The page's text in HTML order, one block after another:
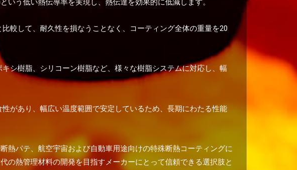
という低い熱伝導率を実現し、熱伝達を効果的に低減します。
較して、耐久性を損なうことなく、コーティング全体の重量を20
シ樹脂、シリコーン樹脂など、様々な樹脂システムに対応し、幅
があり、幅広い温度範囲で安定しているため、長期にわたる性能
熱パテ、航空宇宙および自動車用途向けの特殊断熱コーティングに
の熱管理材料の開発を目指すメーカーにとって信頼できる選択肢と